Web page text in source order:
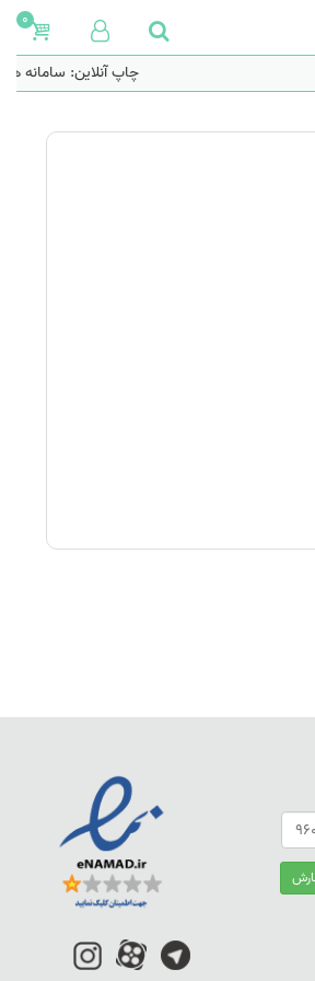
0
چاپ آنلاین: سامانه